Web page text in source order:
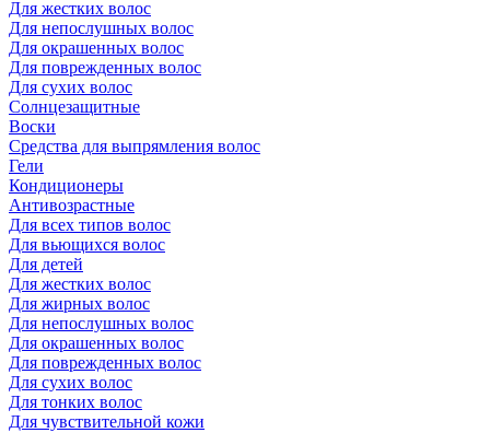
Для жестких волос
Для непослушных волос
Для окрашенных волос
Для поврежденных волос
Для сухих волос
Солнцезащитные
Воски
Средства для выпрямления волос
Гели
Кондиционеры
Антивозрастные
Для всех типов волос
Для вьющихся волос
Для детей
Для жестких волос
Для жирных волос
Для непослушных волос
Для окрашенных волос
Для поврежденных волос
Для сухих волос
Для тонких волос
Для чувствительной кожи